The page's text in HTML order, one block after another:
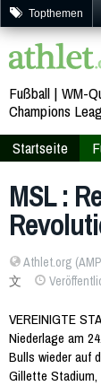
Topthemen
Fußball WM-
Champions
Startseite
MSL :
Athlet.org
文
VEREINIGTE
Niederlage am
Bulls wieder auf
Gillette Stadium,